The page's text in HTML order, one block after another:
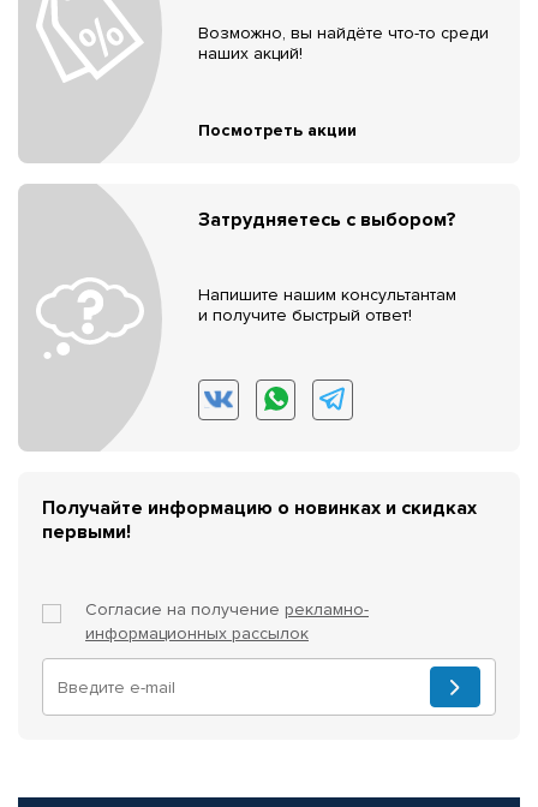
Возможно, вы найдёте что-то среди
наших акций!
Посмотреть акции
Затрудняетесь с выбором?
Напишите нашим консультантам
и получите быстрый ответ!
Получайте информацию о новинках и скидках
первыми!
Согласие на получение рекламно-
информационных рассылок